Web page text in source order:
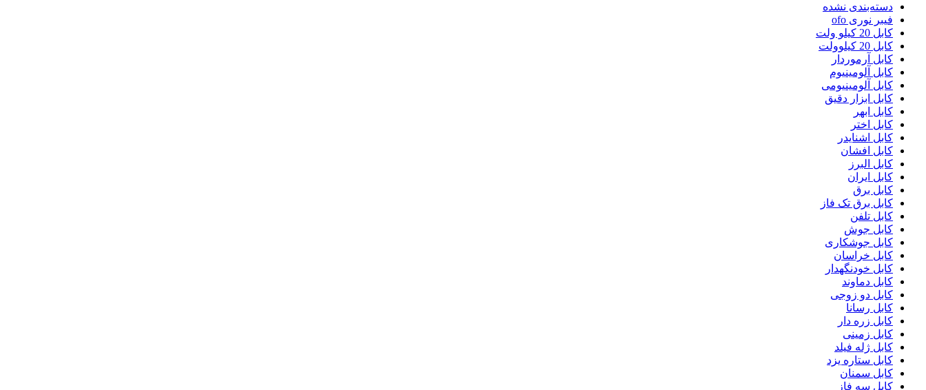
دسته‌بندی نشده
فیبر نوری ofo
کابل 20 کیلو ولت
کابل 20 کیلوولت
کابل آرموردار
کابل آلومینیوم
کابل آلومینیومی
کابل ابزار دقیق
کابل ابهر
کابل اختر
کابل اشنایدر
کابل افشان
کابل البرز
کابل ایران
کابل برق
کابل برق تک فاز
کابل تلفن
کابل جوش
کابل جوشکاری
کابل خراسان
کابل خودنگهدار
کابل دماوند
کابل دو زوجی
کابل رسانا
کابل زره دار
کابل زمینی
کابل ژله فیلد
کابل ستاره یزد
کابل سمنان
کابل سه فاز